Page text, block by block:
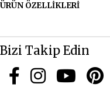
ÜRÜN ÖZELLIKLERI
Bizi Takip Edin